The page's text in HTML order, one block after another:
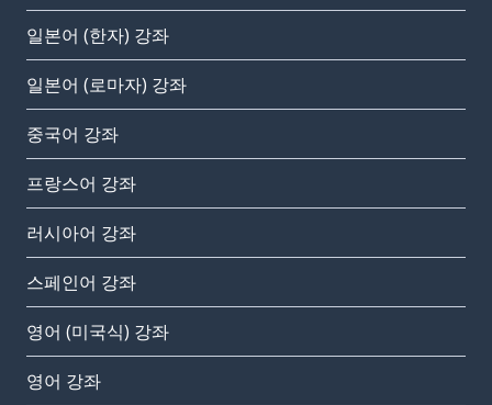
일본어 (한자) 강좌
일본어 (로마자) 강좌
중국어 강좌
프랑스어 강좌
러시아어 강좌
스페인어 강좌
영어 (미국식) 강좌
영어 강좌